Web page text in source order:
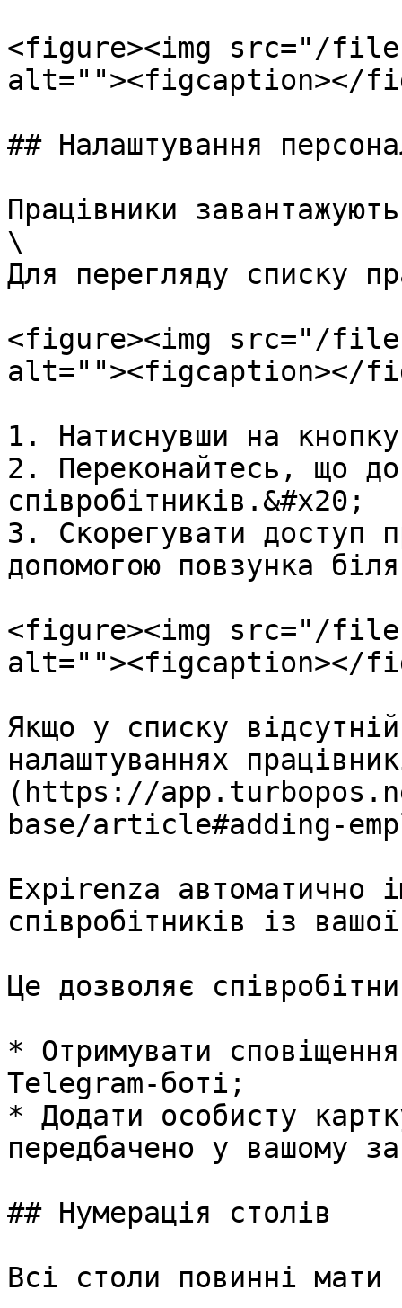
<figure><img src="/files/
alt=""><figcaption></
## Налаштування
Працівники
\
Для перегляду списку
<figure><img src="/files/
alt=""><figcaption></
1. Натиснувши на
2. Переконайтесь, що
співробітників.&#x20;
3. Скорегувати доступ
допомогою повзунка
<figure><img src="/files/
alt=""><figcaption></
Якщо у списку
налаштуваннях
(https://
base/article#adding-
Expirenza автоматично
співробітників із
Це дозволяє
* Отримувати
Telegram-боті;
* Додати особисту
передбачено у вашому
## Нумерація столів
Всі столи повинні мати